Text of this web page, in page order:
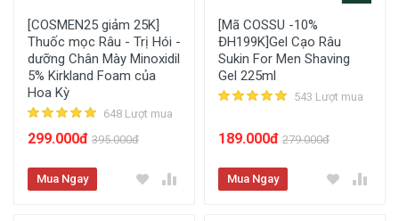
[COSMEN25 giảm 25K]
Thuốc mọc Râu - Trị Hói -
dưỡng Chân Mày Minoxidil
5% Kirkland Foam của
Hoa Kỳ
648 Lượt mua
299.000đ 395.000đ
Mua Ngay
[Mã COSSU -10%
ĐH199K]Gel Cạo Râu
Sukin For Men Shaving
Gel 225ml
543 Lượt mua
189.000đ 279.000đ
Mua Ngay